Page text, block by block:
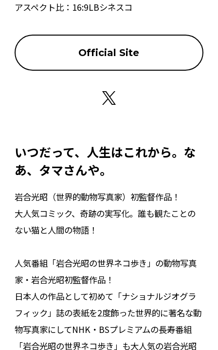
アスペクト比： 16:9LBシネスコ
Official Site
いつだって、人生はこれから。な
あ、タマさんや。
岩合光昭（世界的動物写真家）初監督作品！
大人気コミック、奇跡の実写化。誰も観たことの
ない猫と人間の物語！
人気番組「岩合光昭の世界ネコ歩き」の動物写真
家・岩合光昭初監督作品！
日本人の作品として初めて「ナショナルジオグラ
フィック」誌の表紙を2度飾った世界的に著名な動
物写真家にしてNHK・BSプレミアムの長寿番組
「岩合光昭の世界ネコ歩き」も大人気の岩合光昭